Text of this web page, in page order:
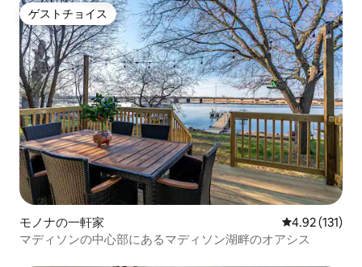
ゲストチョイス
ゲストチョイス
モノナの一軒家 レビュー131
4.92 (131)
マディソンの中心部にあるマディソン湖畔のオアシス